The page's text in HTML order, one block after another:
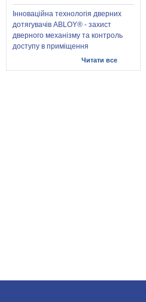
Інноваційна технологія дверних
дотягувачів ABLOY® - захист
дверного механізму та контроль
доступу в приміщення
Читати все